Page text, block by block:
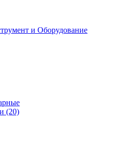
и Оборудование
(20)